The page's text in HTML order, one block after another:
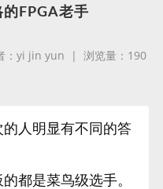
FPGA老手
：yi jin yun | 浏览量：190
人明显有不同的答
都是菜鸟级选手。